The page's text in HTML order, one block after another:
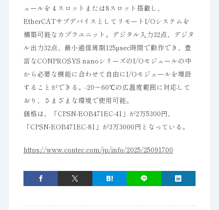
ュールを４スロットまたは8スロット搭載し、
EtherCATサブデバイスとしてリモートI/Oシステムを
構築可能なカプラユニット。デジタル入力32点、デジタ
ル出力32点、最小通信周期125μsec時間で動作でき、豊
富なCONPROSYS nanoシリーズのI/Oモジュールの中
から必要な機能に合わせて自由にI/Oモジュールを増設
することができる。-20～60℃の広温度範囲に対応して
おり、さまざまな環境で使用可能。
価格は、「CPSN-EOB471EC-41」が2万5300円、
「CPSN-EOB471EC-81」が3万3000円となっている。
https://www.contec.com/jp/info/2025/25091700